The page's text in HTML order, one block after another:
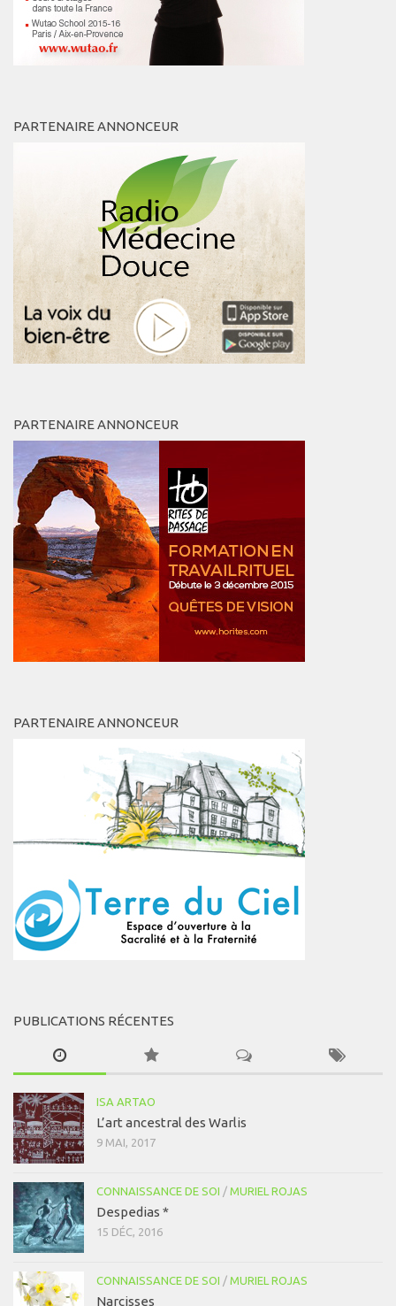
PARTENAIRE ANNONCEUR
PARTENAIRE ANNONCEUR
PARTENAIRE ANNONCEUR
PUBLICATIONS RÉCENTES
ISA ARTAO
L’art ancestral des Warlis
9 MAI, 2017
CONNAISSANCE DE SOI / MURIEL ROJAS
Despedias *
15 DÉC, 2016
CONNAISSANCE DE SOI / MURIEL ROJAS
Narcisses